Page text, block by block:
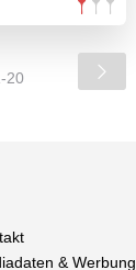
20
& Werbung